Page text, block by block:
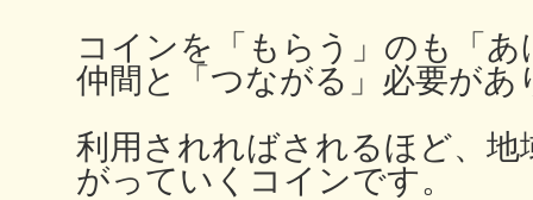
コインを「もらう」のも「
仲間と「つながる」必要があ
利用されればされるほど、地
がっていくコインです。
厚木